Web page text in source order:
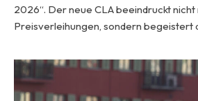
2026“. Der neue CLA beeindruckt nicht
Preisverleihungen, sondern begeistert